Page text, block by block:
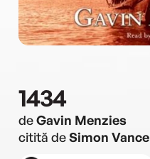
1434
deGavin Menzies
citită deSimon Vance